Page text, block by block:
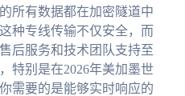
所有数据都在加密隧道中
种专线传输不仅安全，而
后服务和技术团队支持至
特别是在2026年美加墨世
需要的是能够实时响应的